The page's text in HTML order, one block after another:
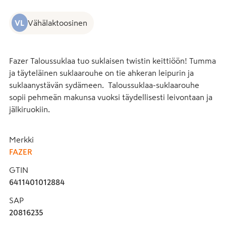
VL Vähälaktoosinen
Fazer Taloussuklaa tuo suklaisen twistin keittiöön! Tumma
ja täyteläinen suklaarouhe on tie ahkeran leipurin ja
suklaanystävän sydämeen.  Taloussuklaa-suklaarouhe
sopii pehmeän makunsa vuoksi täydellisesti leivontaan ja
jälkiruokiin.
Merkki
FAZER
GTIN
6411401012884
SAP
20816235